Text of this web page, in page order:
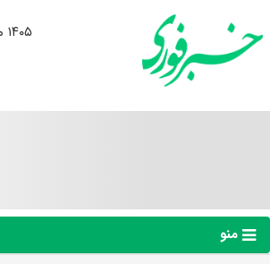
۱۴۰۵ مرداد ۱۸, یکشنبه
منو